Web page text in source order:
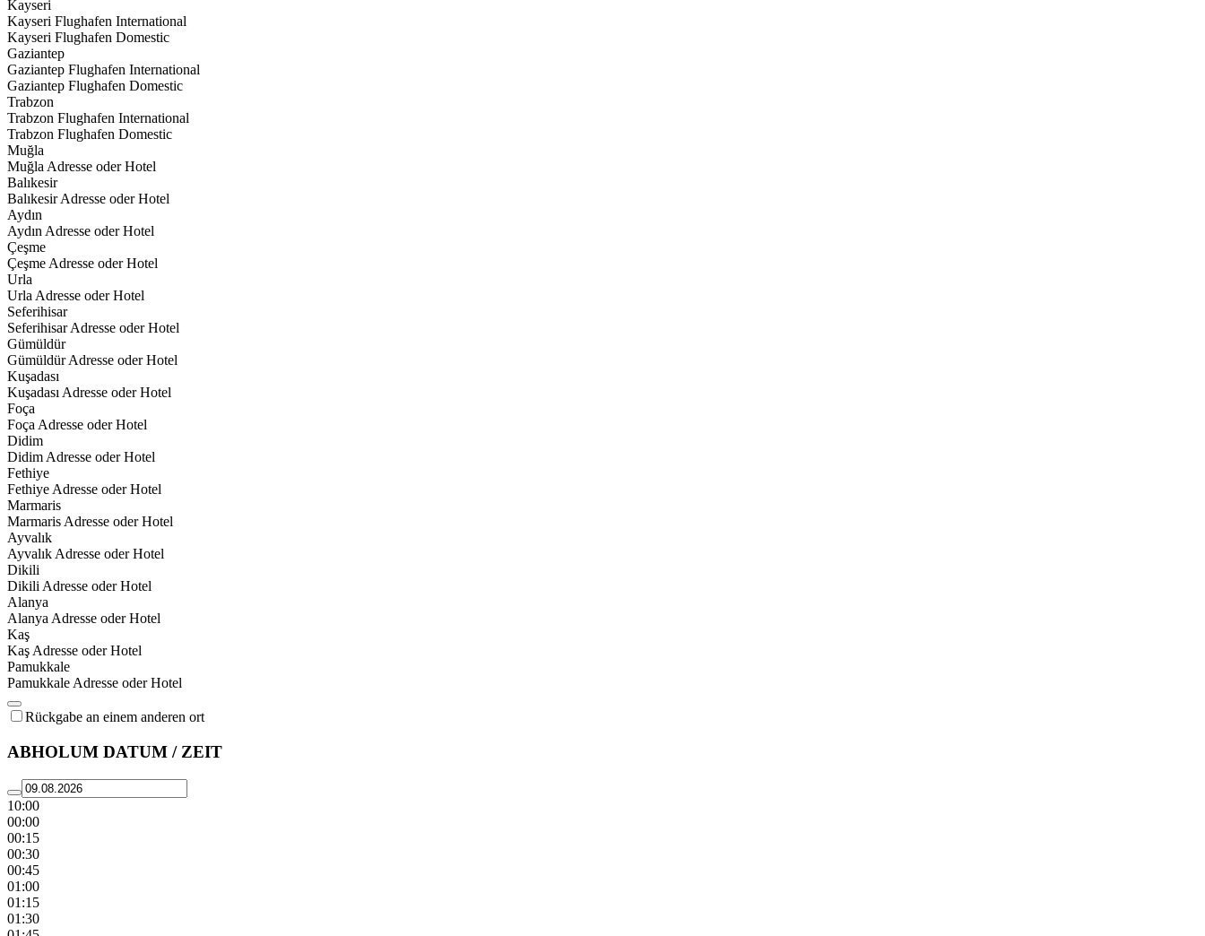
Kayseri
Kayseri Flughafen International
Kayseri Flughafen Domestic
Gaziantep
Gaziantep Flughafen International
Gaziantep Flughafen Domestic
Trabzon
Trabzon Flughafen International
Trabzon Flughafen Domestic
Muğla
Muğla Adresse oder Hotel
Balıkesir
Balıkesir Adresse oder Hotel
Aydın
Aydın Adresse oder Hotel
Çeşme
Çeşme Adresse oder Hotel
Urla
Urla Adresse oder Hotel
Seferihisar
Seferihisar Adresse oder Hotel
Gümüldür
Gümüldür Adresse oder Hotel
Kuşadası
Kuşadası Adresse oder Hotel
Foça
Foça Adresse oder Hotel
Didim
Didim Adresse oder Hotel
Fethiye
Fethiye Adresse oder Hotel
Marmaris
Marmaris Adresse oder Hotel
Ayvalık
Ayvalık Adresse oder Hotel
Dikili
Dikili Adresse oder Hotel
Alanya
Alanya Adresse oder Hotel
Kaş
Kaş Adresse oder Hotel
Pamukkale
Pamukkale Adresse oder Hotel
Rückgabe an einem anderen ort
ABHOLUM DATUM / ZEIT
10:00
00:00
00:15
00:30
00:45
01:00
01:15
01:30